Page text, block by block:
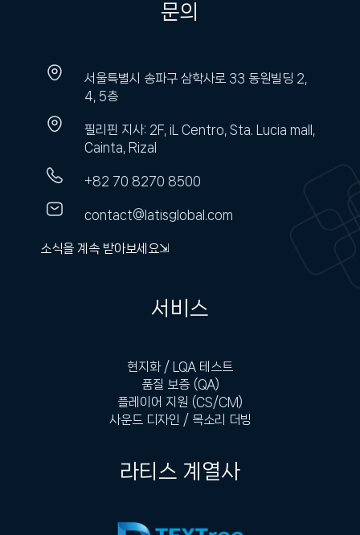
문의
서울특별시 송파구 삼학사로 33 동원빌딩 2,
4, 5층
필리핀 지사: 2F, iL Centro, Sta. Lucia mall,
Cainta, Rizal
+82 70 8270 8500
contact@latisglobal.com
소식을 계속 받아보세요⇲
서비스
현지화 / LQA 테스트
품질 보증 (QA)
플레이어 지원 (CS/CM)
사운드 디자인 / 목소리 더빙
라티스 계열사